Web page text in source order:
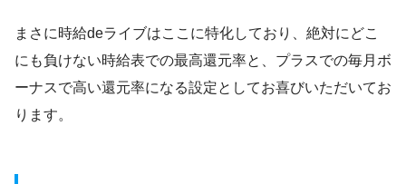
まさに時給deライブはここに特化しており、絶対にどこ
にも負けない時給表での最高還元率と、プラスでの毎月ボ
ーナスで高い還元率になる設定としてお喜びいただいてお
ります。